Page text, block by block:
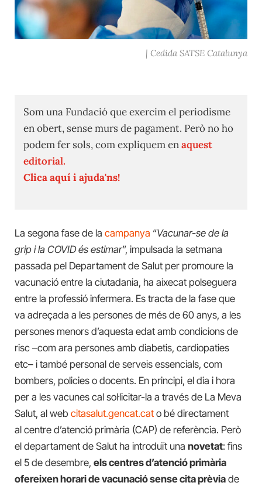
| Cedida SATSE Catalunya
Som una Fundació que exercim el periodisme
en obert, sense murs de pagament. Però no ho
podem fer sols, com expliquem enaquest
editorial.
Clica aquí i ajuda'ns!
La segona fase de la campanya “Vacunar-se de la
grip i la COVID és estimar”, impulsada la setmana
passada pel Departament de Salut per promoure la
vacunació entre la ciutadania, ha aixecat polseguera
entre la professió infermera. Es tracta de la fase que
va adreçada a les persones de més de 60 anys, a les
persones menors d’aquesta edat amb condicions de
risc –com ara persones amb diabetis, cardiopaties
etc– i també personal de serveis essencials, com
bombers, policies o docents. En principi, el dia i hora
per a les vacunes cal sol·licitar-la a través de La Meva
Salut, al web citasalut.gencat.cat o bé directament
al centre d’atenció primària (CAP) de referència. Però
el departament de Salut ha introduït una novetat: fins
el 5 de desembre, els centres d’atenció primària
ofereixen horari de vacunació sense cita prèvia de